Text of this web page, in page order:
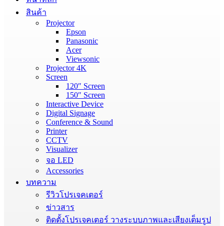
สินค้า
Projector
Epson
Panasonic
Acer
Viewsonic
Projector 4K
Screen
120″ Screen
150″ Screen
Interactive Device
Digital Signage
Conference & Sound
Printer
CCTV
Visualizer
จอ LED
Accessories
บทความ
รีวิวโปรเจคเตอร์
ข่าวสาร
ติดตั้งโปรเจคเตอร์ วางระบบภาพและเสียงเต็มรูป